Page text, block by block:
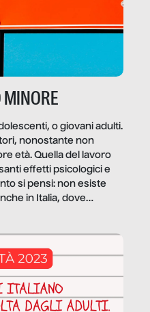
MINORE
o giovani adulti.
nonostante non
età. Quella del lavoro
effetti psicologici e
si pensi: non esiste
in Italia, dove